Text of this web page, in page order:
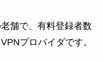
舗で、有料登録者数
プロバイダです。